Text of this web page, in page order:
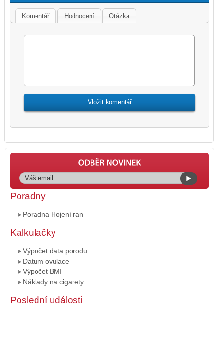
Komentář Hodnocení Otázka
Poradny
Poradna Hojení ran
Kalkulačky
Výpočet data porodu
Datum ovulace
Výpočet BMI
Náklady na cigarety
Poslední události